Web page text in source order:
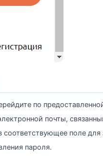
по
почты,
соответствующее поле
пароля.